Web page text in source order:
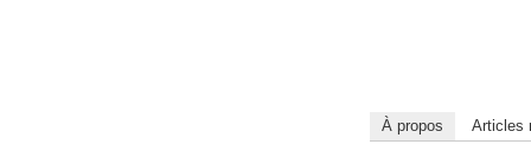
À propos Articles